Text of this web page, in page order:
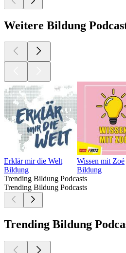
Weitere Bildung
Erklär mir die Welt
Bildung
Wissen mit Zoé
Bildung
Trending Bildung Podcasts
Trending Bildung Podcasts
Trending Bildung